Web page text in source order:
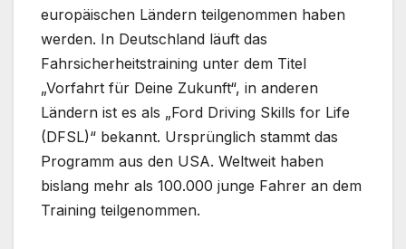
europäischen Ländern teilgenommen haben
werden. In Deutschland läuft das
Fahrsicherheitstraining unter dem Titel
„Vorfahrt für Deine Zukunft“, in anderen
Ländern ist es als „Ford Driving Skills for Life
(DFSL)“ bekannt. Ursprünglich stammt das
Programm aus den USA. Weltweit haben
bislang mehr als 100.000 junge Fahrer an dem
Training teilgenommen.